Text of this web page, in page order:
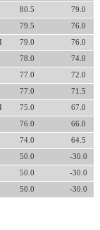
80.5 79.0
79.5 76.0
79.0 76.0
78.0 74.0
77.0 72.0
77.0 71.5
75.0 67.0
76.0 66.0
74.0 64.5
50.0 -30.0
50.0 -30.0
50.0 -30.0